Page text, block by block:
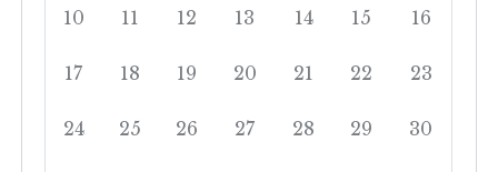
10 11 12 13 14 15 16
17 18 19 20 21 22 23
24 25 26 27 28 29 30